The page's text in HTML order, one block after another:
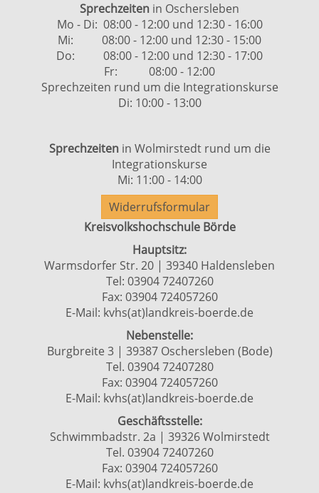
Sprechzeiten in Oschersleben
Mo - Di: 08:00 - 12:00 und 12:30 - 16:00
Mi: 08:00 - 12:00 und 12:30 - 15:00
Do: 08:00 - 12:00 und 12:30 - 17:00
Fr: 08:00 - 12:00
Sprechzeiten rund um die Integrationskurse
Di: 10:00 - 13:00
Sprechzeiten in Wolmirstedt rund um die
Integrationskurse
Mi: 11:00 - 14:00
Widerrufsformular
Kreisvolkshochschule Börde
Hauptsitz:
Warmsdorfer Str. 20 | 39340 Haldensleben
Tel: 03904 72407260
Fax: 03904 724057260
E-Mail: kvhs(at)landkreis-boerde.de
Nebenstelle:
Burgbreite 3 | 39387 Oschersleben (Bode)
Tel. 03904 72407280
Fax: 03904 724057260
E-Mail: kvhs(at)landkreis-boerde.de
Geschäftsstelle:
Schwimmbadstr. 2a | 39326 Wolmirstedt
Tel. 03904 72407260
Fax: 03904 724057260
E-Mail: kvhs(at)landkreis-boerde.de